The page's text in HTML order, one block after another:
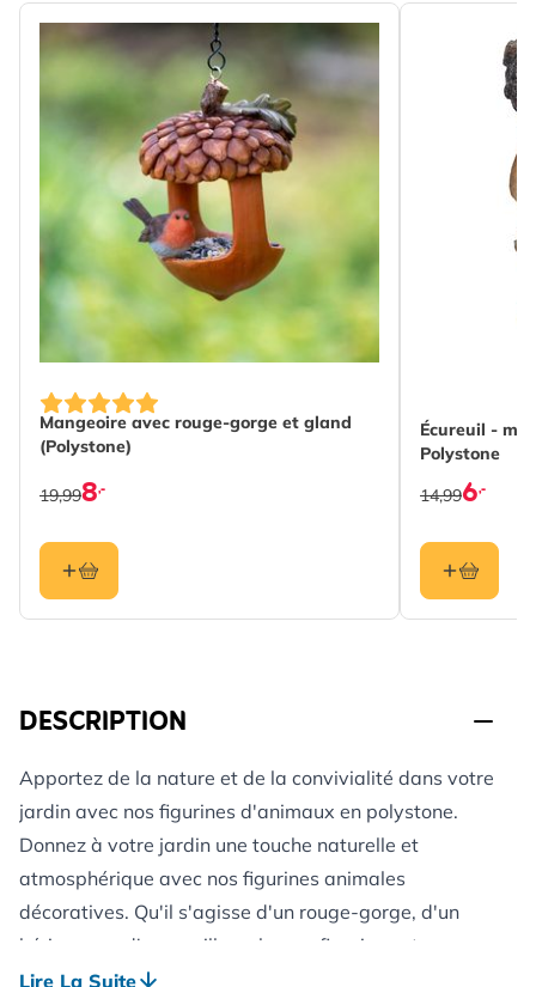
Mangeoire avec rouge-gorge et gland
(Polystone)
8,-
19,99
Écureuil -
Polystone
6,-
14,99
DESCRIPTION
Apportez de la nature et de la convivialité dans votre
jardin avec nos figurines d'animaux en polystone.
Donnez à votre jardin une touche naturelle et
atmosphérique avec nos figurines animales
décoratives. Qu'il s'agisse d'un rouge-gorge, d'un
hérisson ou d'un papillon, chaque figurine est
fabriquée avec un grand souci du détail et apporte
Lire La Suite